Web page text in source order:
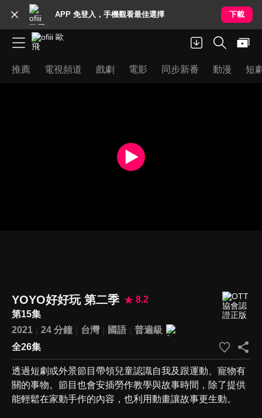
APP 免登入，手機觀看最佳選擇 下載
推薦 電視頻道 戲劇 電影 同步新番 動漫 短
YOYO好好玩 第二季
8.2
第15集
2021
24 分鐘 台灣 國語
普遍級
全26集
透過短劇或外景節目帶領兒童認識自我及跟運動、寵物有
關的事物。節目也會安插勞作教學與故事時間，除了提供
能輕鬆在家動手作的內容，也利用動畫讓故事更生動。